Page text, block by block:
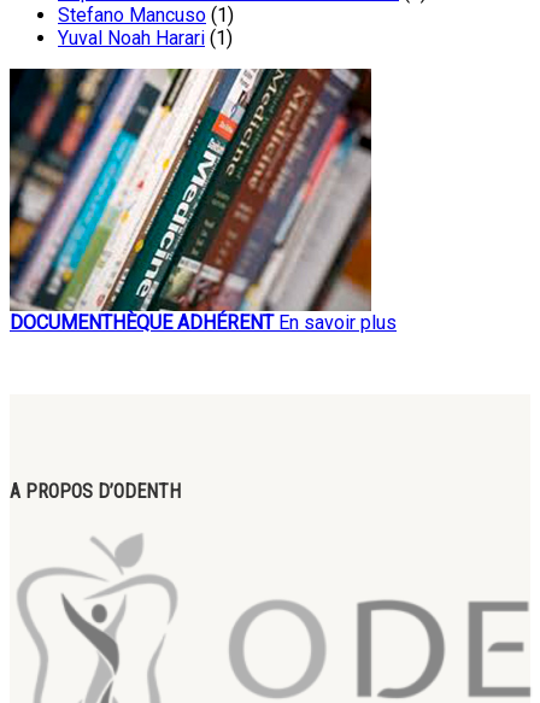
Stefano Mancuso (1)
Yuval Noah Harari (1)
DOCUMENTHÈQUE ADHÉRENT En savoir plus
A PROPOS D’ODENTH